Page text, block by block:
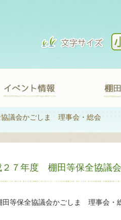
議会かごしま 理事会・総会
２７年度 棚田等保全協議
等保全協議会かごしま 理事会・